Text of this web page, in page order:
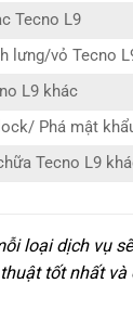
Tecno L9
lưng/vỏ Tecno
L9 khác
Phá mật
Tecno L9
loại dịch vụ
tốt nhất